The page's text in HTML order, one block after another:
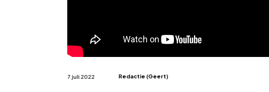
7 juli 2022 Redactie (Geert)